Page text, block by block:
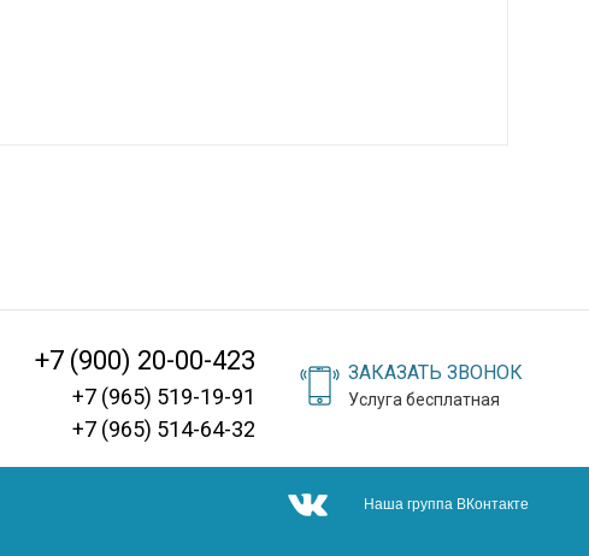
+7 (900) 20-00-423
+7 (965) 519-19-91
+7 (965) 514-64-32
ЗАКАЗАТЬ ЗВОНОК
Услуга бесплатная
Наша группа ВКонтакте